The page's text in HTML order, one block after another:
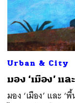
Urban & City
มอง ‘เมือง’ แ
มอง ‘เมือง’ และ